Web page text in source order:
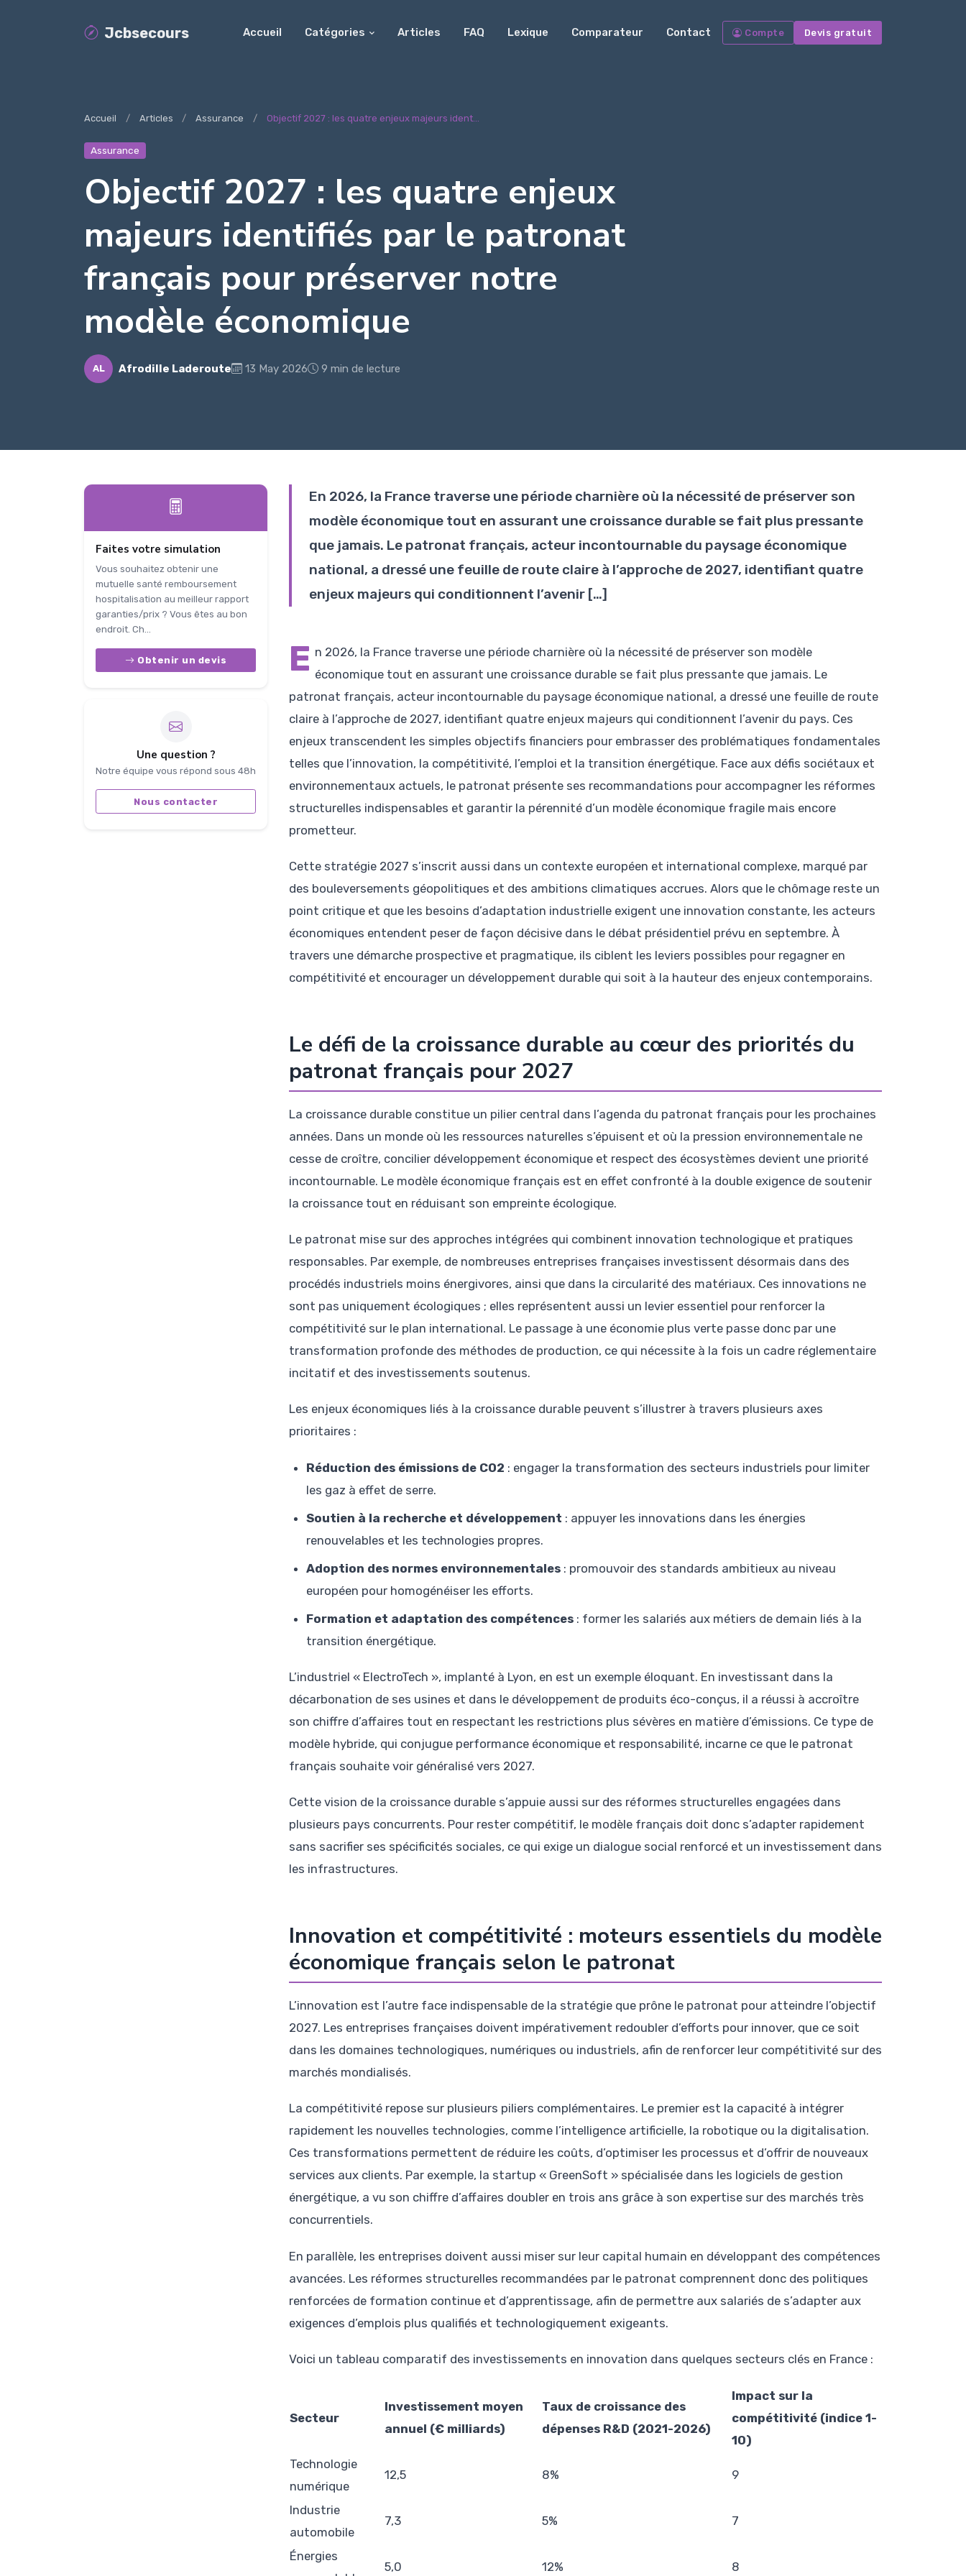
Jcbsecours Accueil Catégories Articles FAQ Lexique Comparateur Contact Compte Devis gratuit
Accueil Articles Assurance Objectif 2027 : les quatre enjeux majeurs ident...
Assurance
Objectif 2027 : les quatre enjeux
majeurs identifiés par le patronat
français pour préserver notre
modèle économique
AL Afrodille Laderoute 13 May 2026 9 min de lecture
Faites votre simulation
Vous souhaitez obtenir une
mutuelle santé remboursement
hospitalisation au meilleur rapport
garanties/prix ? Vous êtes au bon
endroit. Ch...
Obtenir un devis
Une question ?
Notre équipe vous répond sous 48h
Nous contacter
En 2026, la France traverse une période charnière où la nécessité de préserver son
modèle économique tout en assurant une croissance durable se fait plus pressante
que jamais. Le patronat français, acteur incontournable du paysage économique
national, a dressé une feuille de route claire à l’approche de 2027, identifiant quatre
enjeux majeurs qui conditionnent l’avenir […]
E n 2026, la France traverse une période charnière où la nécessité de préserver son modèle
économique tout en assurant une croissance durable se fait plus pressante que jamais. Le
patronat français, acteur incontournable du paysage économique national, a dressé une feuille de route
claire à l’approche de 2027, identifiant quatre enjeux majeurs qui conditionnent l’avenir du pays. Ces
enjeux transcendent les simples objectifs financiers pour embrasser des problématiques fondamentales
telles que l’innovation, la compétitivité, l’emploi et la transition énergétique. Face aux défis sociétaux et
environnementaux actuels, le patronat présente ses recommandations pour accompagner les réformes
structurelles indispensables et garantir la pérennité d’un modèle économique fragile mais encore
prometteur.
Cette stratégie 2027 s’inscrit aussi dans un contexte européen et international complexe, marqué par
des bouleversements géopolitiques et des ambitions climatiques accrues. Alors que le chômage reste un
point critique et que les besoins d’adaptation industrielle exigent une innovation constante, les acteurs
économiques entendent peser de façon décisive dans le débat présidentiel prévu en septembre. À
travers une démarche prospective et pragmatique, ils ciblent les leviers possibles pour regagner en
compétitivité et encourager un développement durable qui soit à la hauteur des enjeux contemporains.
Le défi de la croissance durable au cœur des priorités du
patronat français pour 2027
La croissance durable constitue un pilier central dans l’agenda du patronat français pour les prochaines
années. Dans un monde où les ressources naturelles s’épuisent et où la pression environnementale ne
cesse de croître, concilier développement économique et respect des écosystèmes devient une priorité
incontournable. Le modèle économique français est en effet confronté à la double exigence de soutenir
la croissance tout en réduisant son empreinte écologique.
Le patronat mise sur des approches intégrées qui combinent innovation technologique et pratiques
responsables. Par exemple, de nombreuses entreprises françaises investissent désormais dans des
procédés industriels moins énergivores, ainsi que dans la circularité des matériaux. Ces innovations ne
sont pas uniquement écologiques ; elles représentent aussi un levier essentiel pour renforcer la
compétitivité sur le plan international. Le passage à une économie plus verte passe donc par une
transformation profonde des méthodes de production, ce qui nécessite à la fois un cadre réglementaire
incitatif et des investissements soutenus.
Les enjeux économiques liés à la croissance durable peuvent s’illustrer à travers plusieurs axes
prioritaires :
Réduction des émissions de CO2 : engager la transformation des secteurs industriels pour limiter
les gaz à effet de serre.
Soutien à la recherche et développement : appuyer les innovations dans les énergies
renouvelables et les technologies propres.
Adoption des normes environnementales : promouvoir des standards ambitieux au niveau
européen pour homogénéiser les efforts.
Formation et adaptation des compétences : former les salariés aux métiers de demain liés à la
transition énergétique.
L’industriel « ElectroTech », implanté à Lyon, en est un exemple éloquant. En investissant dans la
décarbonation de ses usines et dans le développement de produits éco-conçus, il a réussi à accroître
son chiffre d’affaires tout en respectant les restrictions plus sévères en matière d’émissions. Ce type de
modèle hybride, qui conjugue performance économique et responsabilité, incarne ce que le patronat
français souhaite voir généralisé vers 2027.
Cette vision de la croissance durable s’appuie aussi sur des réformes structurelles engagées dans
plusieurs pays concurrents. Pour rester compétitif, le modèle français doit donc s’adapter rapidement
sans sacrifier ses spécificités sociales, ce qui exige un dialogue social renforcé et un investissement dans
les infrastructures.
Innovation et compétitivité : moteurs essentiels du modèle
économique français selon le patronat
L’innovation est l’autre face indispensable de la stratégie que prône le patronat pour atteindre l’objectif
2027. Les entreprises françaises doivent impérativement redoubler d’efforts pour innover, que ce soit
dans les domaines technologiques, numériques ou industriels, afin de renforcer leur compétitivité sur des
marchés mondialisés.
La compétitivité repose sur plusieurs piliers complémentaires. Le premier est la capacité à intégrer
rapidement les nouvelles technologies, comme l’intelligence artificielle, la robotique ou la digitalisation.
Ces transformations permettent de réduire les coûts, d’optimiser les processus et d’offrir de nouveaux
services aux clients. Par exemple, la startup « GreenSoft » spécialisée dans les logiciels de gestion
énergétique, a vu son chiffre d’affaires doubler en trois ans grâce à son expertise sur des marchés très
concurrentiels.
En parallèle, les entreprises doivent aussi miser sur leur capital humain en développant des compétences
avancées. Les réformes structurelles recommandées par le patronat comprennent donc des politiques
renforcées de formation continue et d’apprentissage, afin de permettre aux salariés de s’adapter aux
exigences d’emplois plus qualifiés et technologiquement exigeants.
Voici un tableau comparatif des investissements en innovation dans quelques secteurs clés en France :
Secteur
Investissement moyen
annuel (€ milliards)
Taux de croissance des
dépenses R&D (2021-2026)
Impact sur la
compétitivité (indice 1-
10)
Technologie
numérique
12,5 8% 9
Industrie
automobile
7,3 5% 7
Énergies
5,0 12% 8